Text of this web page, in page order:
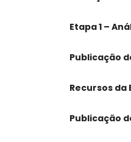
Etapa 1 –
Publicação
Recursos da
Publicação